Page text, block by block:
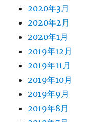
2020年3月
2020年2月
2020年1月
2019年12月
2019年11月
2019年10月
2019年9月
2019年8月